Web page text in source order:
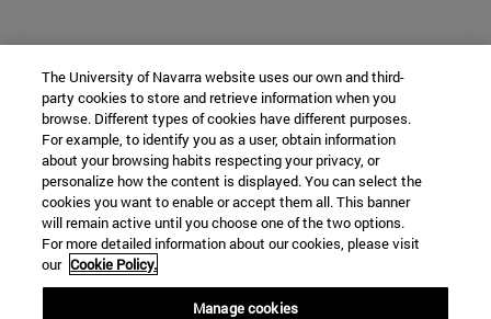
The University of Navarra website uses our own and third-
party cookies to store and retrieve information when you
browse. Different types of cookies have different purposes.
For example, to identify you as a user, obtain information
about your browsing habits respecting your privacy, or
personalize how the content is displayed. You can select the
cookies you want to enable or accept them all. This banner
will remain active until you choose one of the two options.
For more detailed information about our cookies, please visit
our Cookie Policy.
Manage cookies